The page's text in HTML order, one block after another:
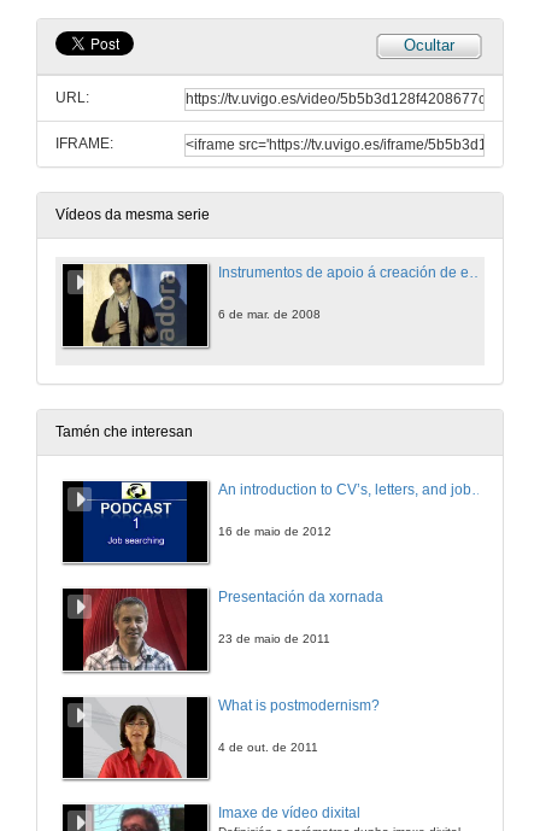
Ocultar
URL:
IFRAME:
Vídeos da mesma serie
Instrumentos de apoio á creación de empresas
6 de mar. de 2008
Tamén che interesan
16 de maio de 2012
Presentación da xornada
23 de maio de 2011
What is postmodernism?
4 de out. de 2011
Imaxe de vídeo dixital